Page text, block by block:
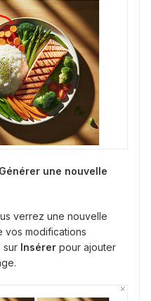
Générer une nouvelle
verrez une nouvelle
vos modifications
sur Insérer pour ajouter